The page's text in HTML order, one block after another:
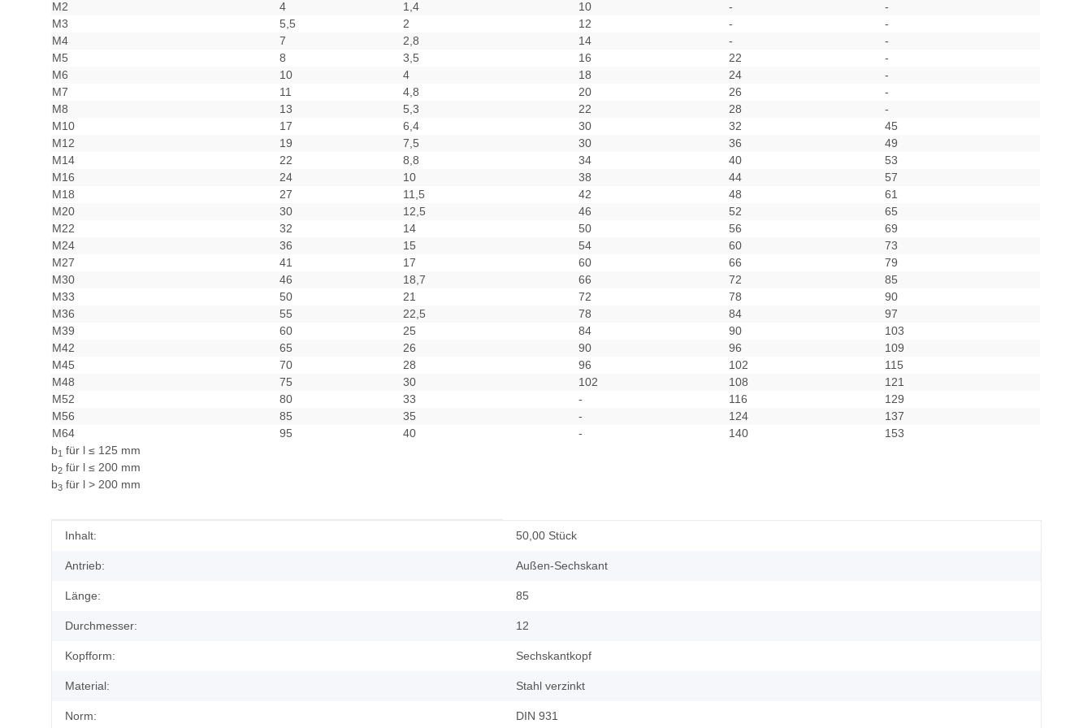
M2 4 1,4 10 -
-
M3
5,5 2 12 -
-
M4
7 2,8 14 -
-
M5
8 3,5 16 22
-
M6
10 4 18 24
-
M7
11 4,8 20 26
-
M8
13 5,3 22 28
-
M10
17 6,4 30 32
45
M12
19 7,5 30 36
49
M14
22 8,8 34 40
53
M16
24 10 38 44
57
M18
27 11,5 42 48
61
M20
30 12,5 46 52
65
M22
32 14 50 56
69
M24
36 15 54 60
73
M27
41 17 60 66
79
M30
46 18,7 66 72
85
M33
50 21 72 78
90
M36
55 22,5 78 84
97
M39
60 25 84 90
103
M42
65 26 90 96
109
M45
70 28 96 102
115
M48
75 30 102 108
121
M52
80 33 - 116
129
M56
85 35 - 124
137
M64
95 40 - 140
153
b1 für l ≤ 125 mm
b2 für l ≤ 200 mm
b3 für l > 200 mm
Produkteigenschaft
Wert
Inhalt: 50,00 Stück
Antrieb: Außen-Sechskant
Länge: 85
Durchmesser: 12
Kopfform: Sechskantkopf
Material: Stahl verzinkt
Norm: DIN 931